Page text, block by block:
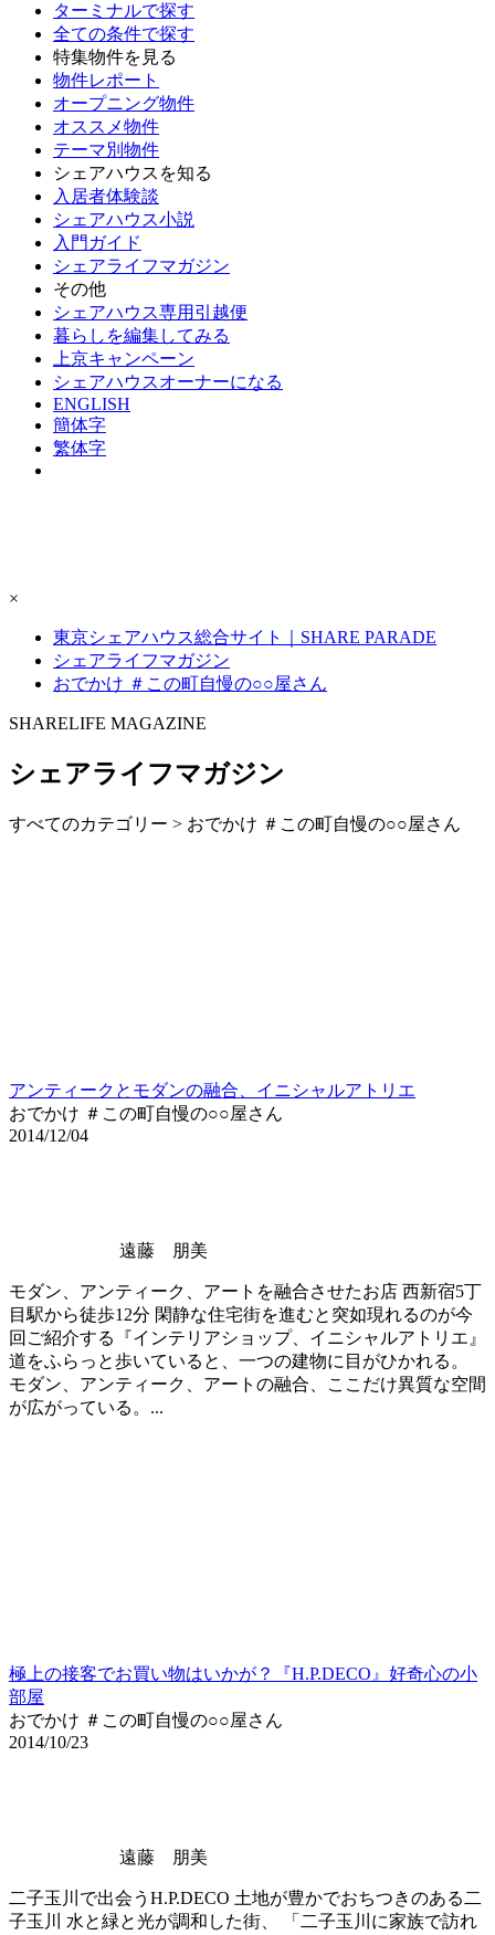
ターミナルで探す
全ての条件で探す
特集物件を見る
物件レポート
オープニング物件
オススメ物件
テーマ別物件
シェアハウスを知る
入居者体験談
シェアハウス小説
入門ガイド
シェアライフマガジン
その他
シェアハウス専用引越便
暮らしを編集してみる
上京キャンペーン
シェアハウスオーナーになる
ENGLISH
簡体字
繁体字
×
東京シェアハウス総合サイト｜SHARE PARADE
シェアライフマガジン
おでかけ ＃この町自慢の○○屋さん
SHARELIFE MAGAZINE
シェアライフマガジン
すべてのカテゴリー > おでかけ ＃この町自慢の○○屋さん
アンティークとモダンの融合、イニシャルアトリエ
おでかけ ＃この町自慢の○○屋さん
2014/12/04
遠藤 朋美
モダン、アンティーク、アートを融合させたお店 西新宿5丁
目駅から徒歩12分 閑静な住宅街を進むと突如現れるのが今
回ご紹介する『インテリアショップ、イニシャルアトリエ』
道をふらっと歩いていると、一つの建物に目がひかれる。
モダン、アンティーク、アートの融合、ここだけ異質な空間
が広がっている。...
極上の接客でお買い物はいかが？『H.P.DECO』好奇心の小
部屋
おでかけ ＃この町自慢の○○屋さん
2014/10/23
遠藤 朋美
二子玉川で出会うH.P.DECO 土地が豊かでおちつきのある二
子玉川 水と緑と光が調和した街、 「二子玉川に家族で訪れ